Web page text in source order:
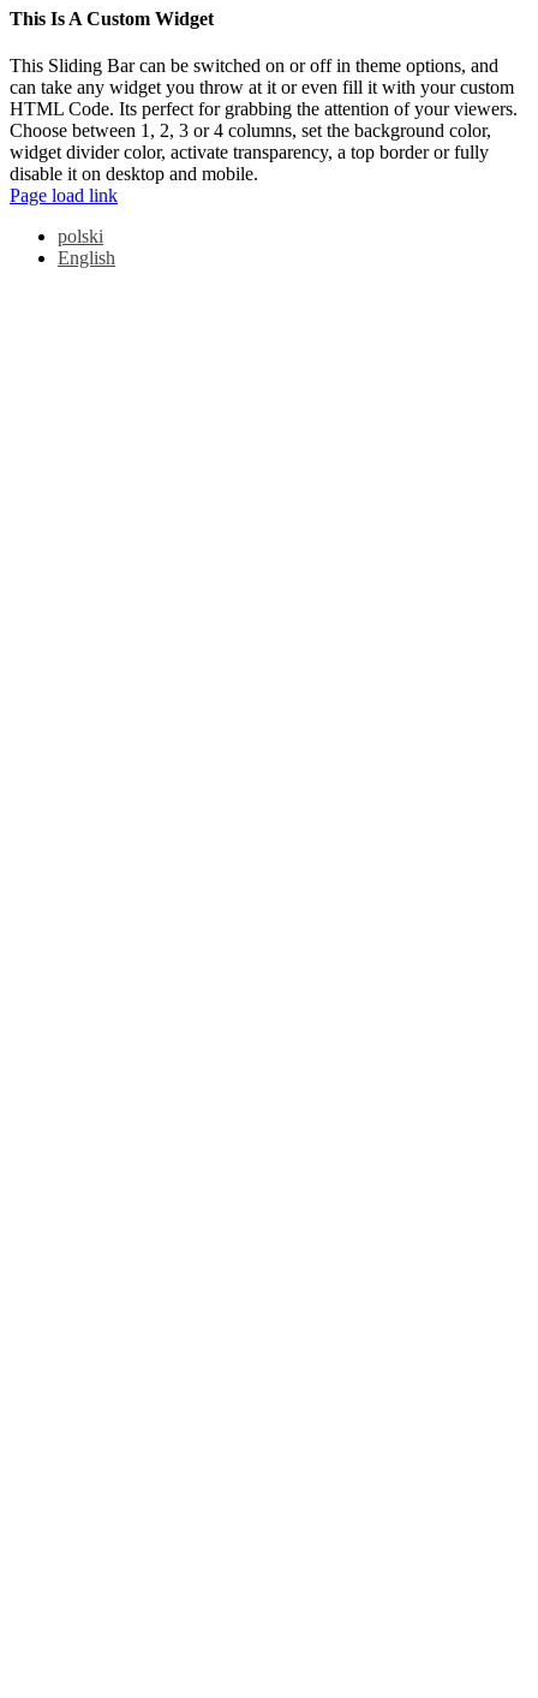
This Is A Custom Widget
This Sliding Bar can be switched on or off in theme options, and
can take any widget you throw at it or even fill it with your custom
HTML Code. Its perfect for grabbing the attention of your viewers.
Choose between 1, 2, 3 or 4 columns, set the background color,
widget divider color, activate transparency, a top border or fully
disable it on desktop and mobile.
Page load link
polski
English